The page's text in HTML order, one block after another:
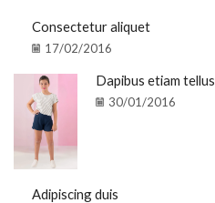
Consectetur aliquet
17/02/2016
Dapibus etiam tellus
30/01/2016
Adipiscing duis